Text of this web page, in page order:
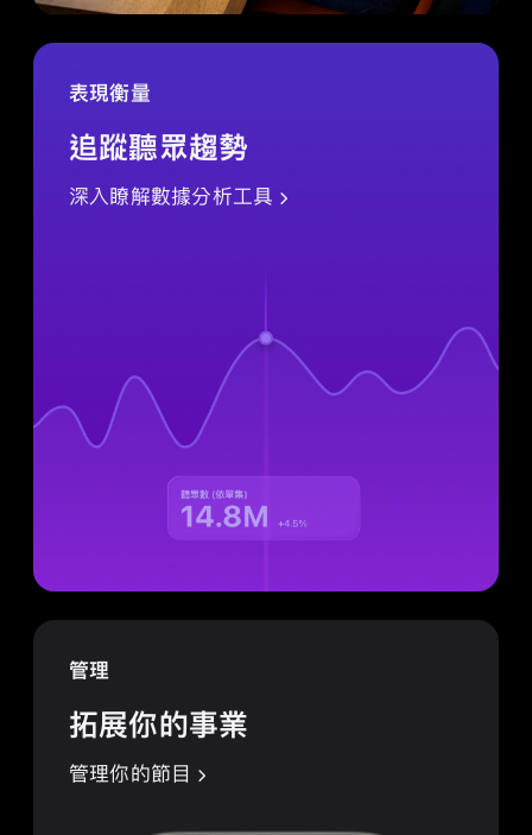
表現衡量
追蹤聽眾趨勢
深入瞭解數據分析工具
管理
拓展你的事業
管理你的節目